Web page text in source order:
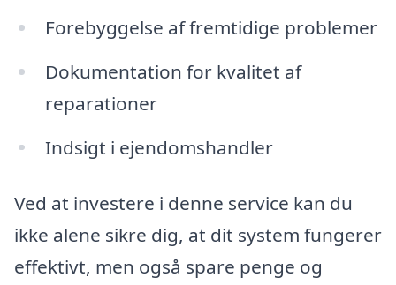
Forebyggelse af fremtidige problemer
Dokumentation for kvalitet af
reparationer
Indsigt i ejendomshandler
Ved at investere i denne service kan du
ikke alene sikre dig, at dit system fungerer
effektivt, men også spare penge og